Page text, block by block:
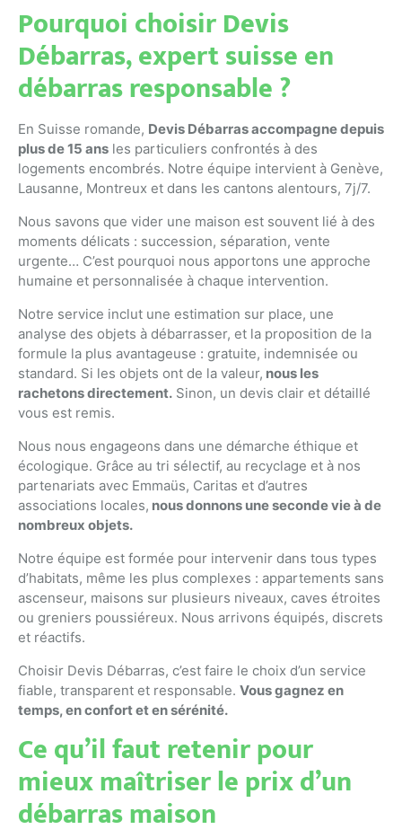
Pourquoi choisir Devis
Débarras, expert suisse en
débarras responsable ?
En Suisse romande, Devis Débarras accompagne depuis
plus de 15 ans les particuliers confrontés à des
logements encombrés. Notre équipe intervient à Genève,
Lausanne, Montreux et dans les cantons alentours, 7j/7.
Nous savons que vider une maison est souvent lié à des
moments délicats : succession, séparation, vente
urgente… C’est pourquoi nous apportons une approche
humaine et personnalisée à chaque intervention.
Notre service inclut une estimation sur place, une
analyse des objets à débarrasser, et la proposition de la
formule la plus avantageuse : gratuite, indemnisée ou
standard. Si les objets ont de la valeur, nous les
rachetons directement. Sinon, un devis clair et détaillé
vous est remis.
Nous nous engageons dans une démarche éthique et
écologique. Grâce au tri sélectif, au recyclage et à nos
partenariats avec Emmaüs, Caritas et d’autres
associations locales, nous donnons une seconde vie à de
nombreux objets.
Notre équipe est formée pour intervenir dans tous types
d’habitats, même les plus complexes : appartements sans
ascenseur, maisons sur plusieurs niveaux, caves étroites
ou greniers poussiéreux. Nous arrivons équipés, discrets
et réactifs.
Choisir Devis Débarras, c’est faire le choix d’un service
fiable, transparent et responsable. Vous gagnez en
temps, en confort et en sérénité.
Ce qu’il faut retenir pour
mieux maîtriser le prix d’un
débarras maison